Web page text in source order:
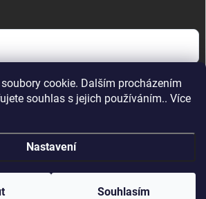
cookie. Dalším procházením
souhlas s jejich používáním.. Více
Nastavení
Souhlasím
spodmínkami ochrany osobních údajů
. Všechna práva vyhrazena.